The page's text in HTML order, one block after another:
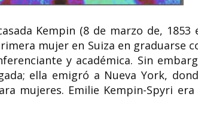
Kempin (8 de marzo de, 1853
mujer en Suiza en graduarse
y académica. Sin
ella emigró a Nueva York,
mujeres. Emilie Kempin-Spyri era